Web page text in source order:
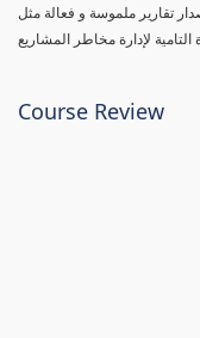
تقارير ملموسة و فعالة مثل
Course Review